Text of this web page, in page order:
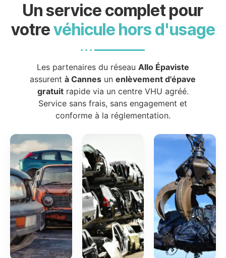
Un service complet pour
votrevéhicule hors d'usage
Les partenaires du réseau Allo Épaviste
assurentà Cannes unenlèvement d'épave
gratuitrapide via un centre VHU agréé.
Service sans frais, sans engagement et
conforme à la réglementation.